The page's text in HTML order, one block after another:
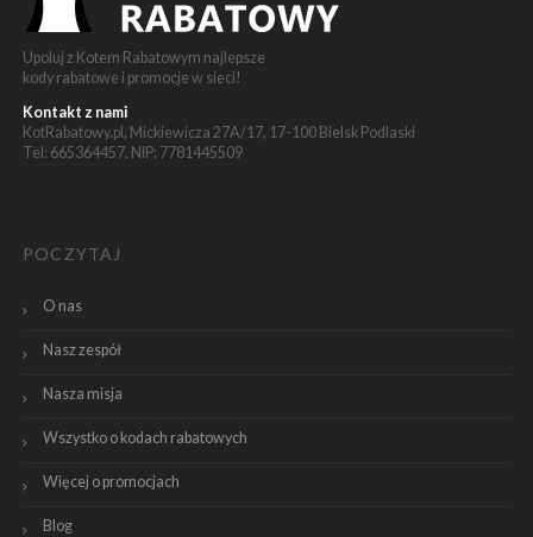
Upoluj z Kotem Rabatowym najlepsze
kody rabatowe i promocje w sieci!
Kontakt z nami
KotRabatowy.pl, Mickiewicza 27A/17, 17-100 Bielsk Podlaski
Tel: 665364457, NIP: 7781445509
POCZYTAJ
O nas
Nasz zespół
Nasza misja
Wszystko o kodach rabatowych
Więcej o promocjach
Blog